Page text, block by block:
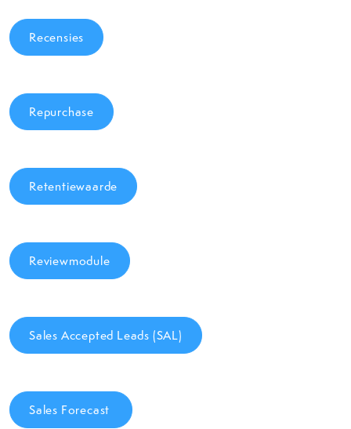
Recensies
Repurchase
Retentiewaarde
Reviewmodule
Sales Accepted Leads (SAL)
Sales Forecast